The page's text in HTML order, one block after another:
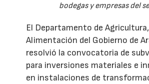
bodegas y empresas del
El Departamento de
Alimentación del Gobierno de
resolvió la convocatoria de
para inversiones materiales e
en instalaciones de